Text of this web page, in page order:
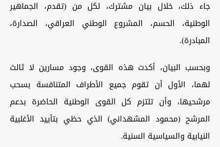
جاء ذلك، خلال بيان مشترك، لكل من (تقدم، الجماهير
الوطنية، الحسم، المشروع الوطني العراقي، الصدارة،
المبادرة).
وبحسب البيان، أكدت هذه القوى، وجود مسارين لا ثالث
لهما، الأول أن تقوم جميع الأطراف المتنافسة بسحب
مرشحيها، وأن تلتزم كل القوى الوطنية الحاضرة بدعم
المرشح (محمود المشهداني) الذي حظي بتأييد الأغلبية
النيابية والسياسية السنية.